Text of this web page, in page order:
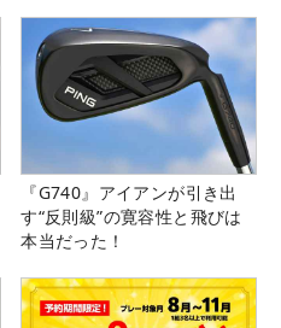
『G740』アイアンが引き出
す“反則級”の寛容性と飛びは
本当だった！